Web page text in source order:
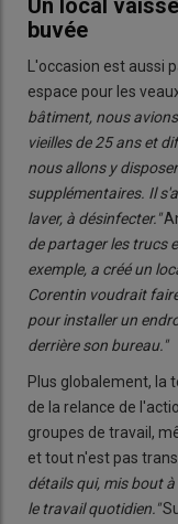
Un local
buvée
L'occasion est aussi
espace pour les
bâtiment, nous
vieilles de 25 ans et
nous allons y
supplémentaires. Il
laver, à désinfecter."
de partager les trucs
exemple, a créé un
Corentin voudrait
pour installer un
derrière son bureau."
Plus globalement, la
de la relance de
groupes de travail,
et tout n'est pas
détails qui, mis bout
le travail quotidien."